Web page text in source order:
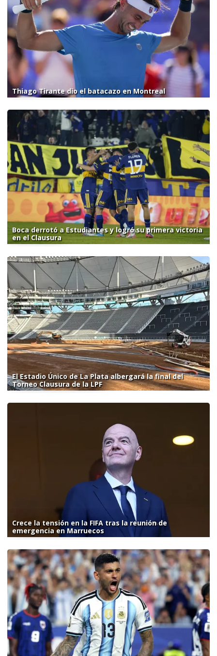
Thiago Tirante dio el batacazo en Montreal
Boca derrotó a Estudiantes y logró su primera victoria
en el Clausura
El Estadio Único de La Plata albergará la final del
Torneo Clausura de la LPF
Crece la tensión en la FIFA tras la reunión de
emergencia en Marruecos